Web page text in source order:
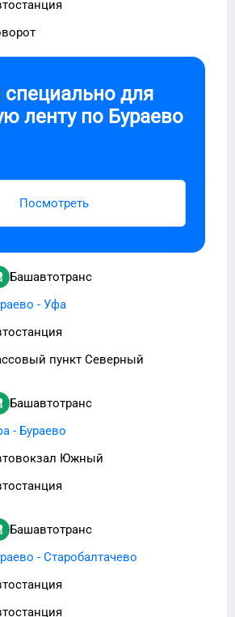
для
ленту по Бураево
Посмотреть
Башавтотранс
- Уфа
пункт Северный
Башавтотранс
- Бураево
Южный
Башавтотранс
- Старобалтачево